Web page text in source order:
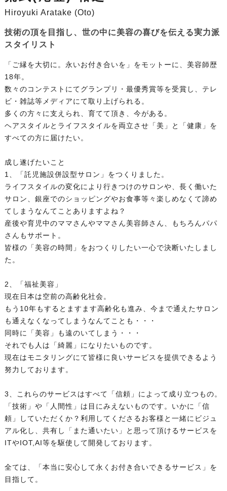
Hiroyuki Aratake (Oto)
技術の頂を目指し、世の中に美容の喜びを伝える実力派
スタイリスト
「ご縁を大切に。永いお付き合いを」をモットーに、美容師歴
18年。
数々のコンテストにてグランプリ・最優秀賞等を受賞し、テレ
ビ・雑誌等メディアにて取り上げられる。
多くの方々に支えられ、育てて頂き、今がある。
ヘアスタイルとライフスタイルを両立させ「美」と「健康」を
すべての方に届けたい。
成し遂げたいこと
1、「託児施設併設型サロン」をつくりました。
ライフスタイルの変化により行きつけのサロンや、長く働いた
サロン、銀座でのショッピングやお食事等々楽しめなくて諦め
てしまうなんてことありますよね？
産後や育児中のママさんやママさん美容師さん、もちろんパパ
さんもサポート。
皆様の「美容の時間」をおつくりしたい一心で決断いたしまし
た。
2、「福祉美容」
現在日本は空前の高齢化社会。
もう10年もするとますます高齢化も進み、今まで通えたサロン
も通えなくなってしまうなんてことも・・・
同時に「美容」も遠のいてしまう・・・
それでも人は「綺麗」になりたいものです。
現在はモニタリングにて皆様に良いサービスを提供できるよう
努力しております。
3、これらのサービスはすべて「信頼」によって成り立つもの。
「技術」や「人間性」は目にみえないものです。いかに「信
頼」していただくか？利用してくださるお客様と一緒にビジュ
アル化し、共有し「また通いたい」と思って頂けるサービスを
ITやIOT,AI等を駆使して開発しております。
全ては、「本当に安心して永くお付き合いできるサービス」を
目指して。